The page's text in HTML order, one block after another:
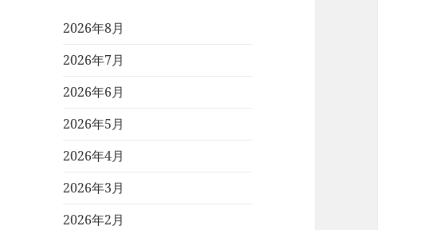
2026年8月
2026年7月
2026年6月
2026年5月
2026年4月
2026年3月
2026年2月